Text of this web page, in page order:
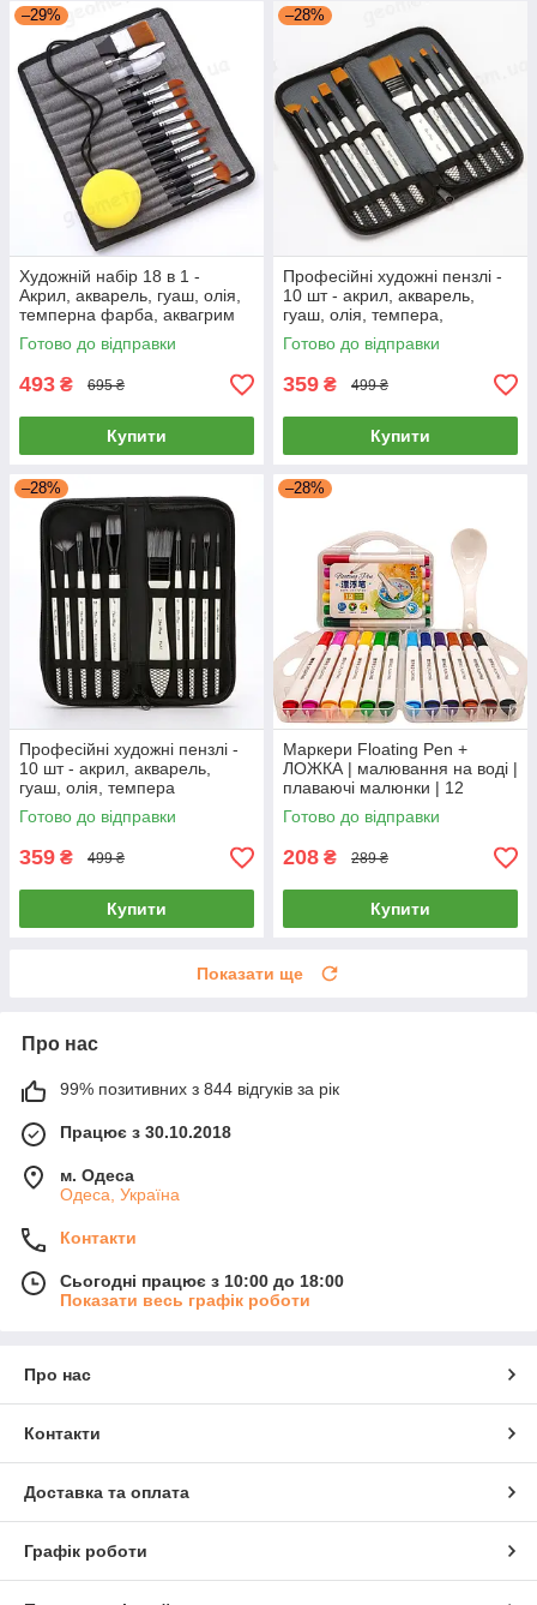
–29%
Художній набір 18 в 1 -
Акрил, акварель, гуаш, олія,
темперна фарба, аквагрим
Готово до відправки
493 ₴ 695 ₴
Купити
–28%
Професійні художні пензлі -
10 шт - акрил, акварель,
гуаш, олія, темпера,
аквагрим
Готово до відправки
359 ₴ 499 ₴
Купити
–28%
Професійні художні пензлі -
10 шт - акрил, акварель,
гуаш, олія, темпера
Готово до відправки
359 ₴ 499 ₴
Купити
–28%
Маркери Floating Pen +
ЛОЖКА | малювання на воді |
плаваючі малюнки | 12
кольорів у кейсі
Готово до відправки
208 ₴ 289 ₴
Купити
Показати ще
Про нас
99% позитивних з 844 відгуків за рік
Працює з 30.10.2018
м. Одеса
Одеса, Україна
Контакти
Сьогодні працює з 10:00 до 18:00
Показати весь графік роботи
Про нас
Контакти
Доставка та оплата
Графік роботи